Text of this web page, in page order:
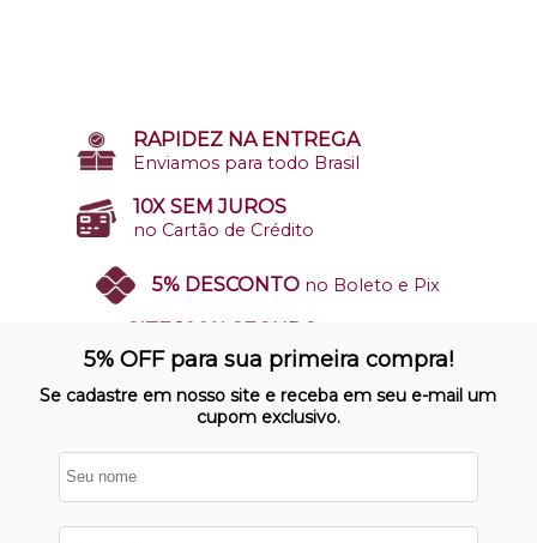
RAPIDEZ NA ENTREGA
Enviamos para todo Brasil
10X SEM JUROS
no Cartão de Crédito
5% DESCONTO no Boleto e Pix
SITE 100% SEGURO
Nosso site opera em ambiente
protegido
5% OFF para sua primeira compra!
Se cadastre em nosso site e receba em seu e-mail um
cupom exclusivo.